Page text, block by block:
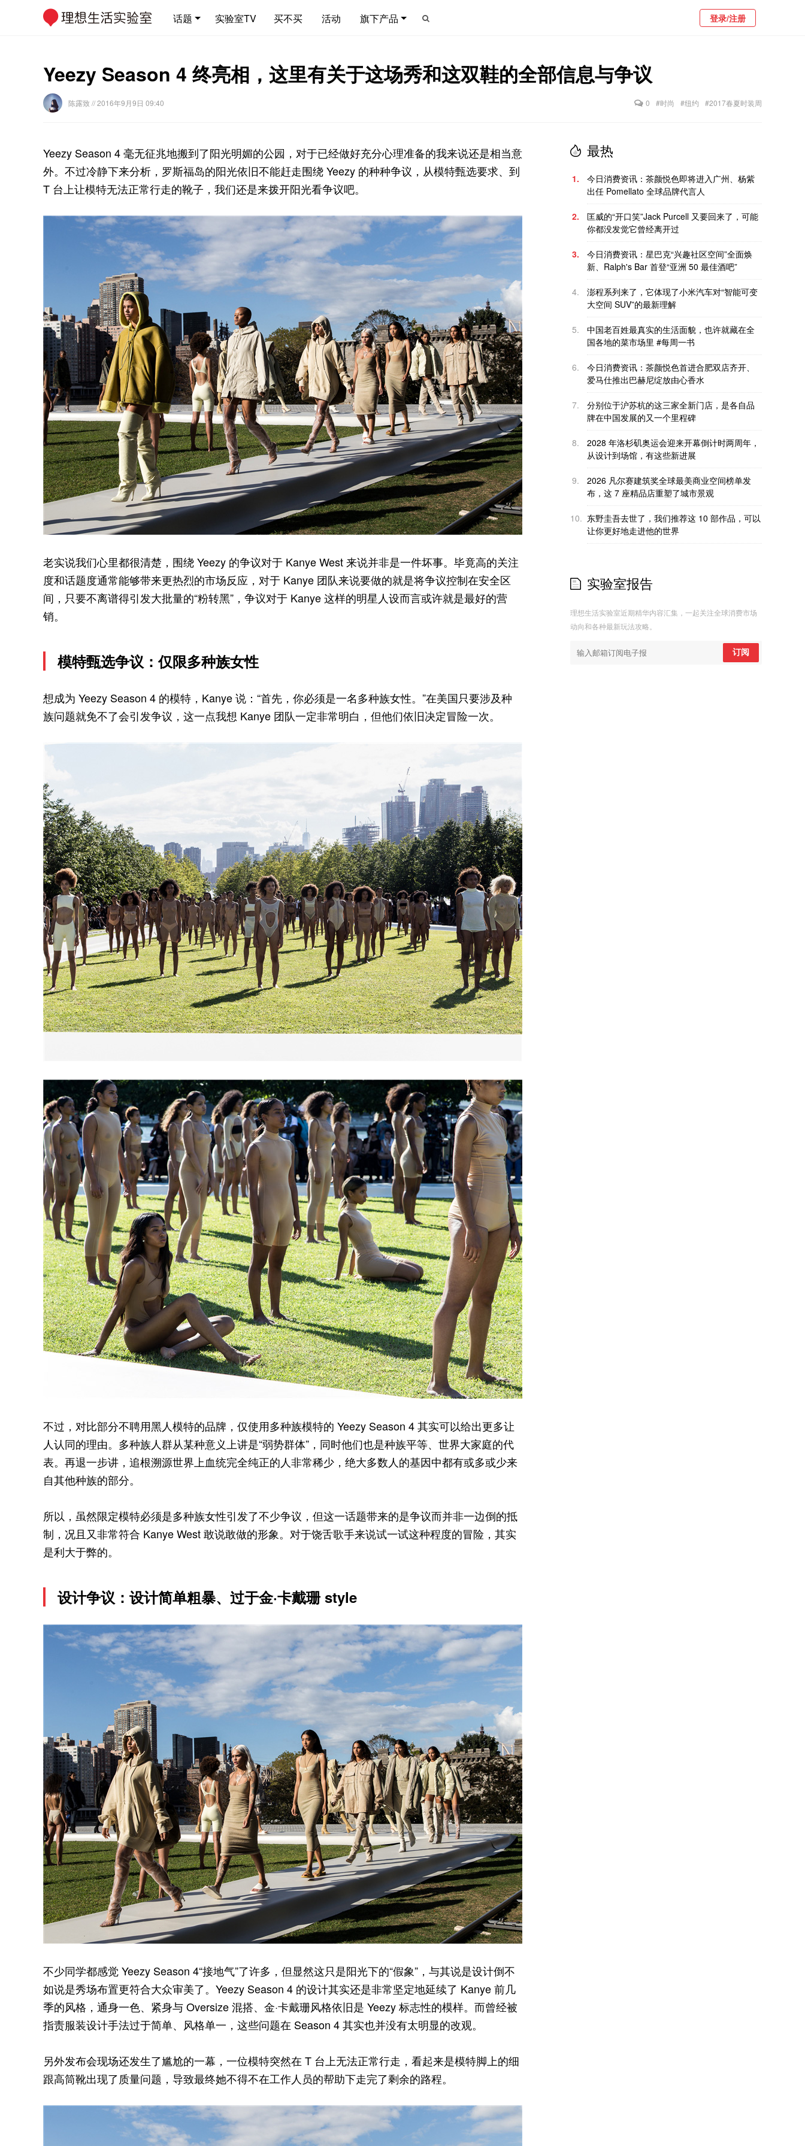
话题 实验室TV 买不买 活动 旗下产品 登录/注册
Yeezy Season 4 终亮相，这里有关于这场秀和这双鞋的全部信息与争议
陈露致// 2016年9月9日 09:40 0 #时尚 #纽约 #2017春夏时装周
Yeezy Season 4 毫无征兆地搬到了阳光明媚的公园，对于已经做好充分心理准备的我来说还是相当意
外。不过冷静下来分析，罗斯福岛的阳光依旧不能赶走围绕 Yeezy 的种种争议，从模特甄选要求、到
T 台上让模特无法正常行走的靴子，我们还是来拨开阳光看争议吧。
老实说我们心里都很清楚，围绕 Yeezy 的争议对于 Kanye West 来说并非是一件坏事。毕竟高的关注
度和话题度通常能够带来更热烈的市场反应，对于 Kanye 团队来说要做的就是将争议控制在安全区
间，只要不离谱得引发大批量的“粉转黑”，争议对于 Kanye 这样的明星人设而言或许就是最好的营
销。
模特甄选争议：仅限多种族女性
想成为 Yeezy Season 4 的模特，Kanye 说：“首先，你必须是一名多种族女性。”在美国只要涉及种
族问题就免不了会引发争议，这一点我想 Kanye 团队一定非常明白，但他们依旧决定冒险一次。
不过，对比部分不聘用黑人模特的品牌，仅使用多种族模特的 Yeezy Season 4 其实可以给出更多让
人认同的理由。多种族人群从某种意义上讲是“弱势群体”，同时他们也是种族平等、世界大家庭的代
表。再退一步讲，追根溯源世界上血统完全纯正的人非常稀少，绝大多数人的基因中都有或多或少来
自其他种族的部分。
所以，虽然限定模特必须是多种族女性引发了不少争议，但这一话题带来的是争议而并非一边倒的抵
制，况且又非常符合 Kanye West 敢说敢做的形象。对于饶舌歌手来说试一试这种程度的冒险，其实
是利大于弊的。
设计争议：设计简单粗暴、过于金·卡戴珊 style
不少同学都感觉 Yeezy Season 4“接地气”了许多，但显然这只是阳光下的“假象”，与其说是设计倒不
如说是秀场布置更符合大众审美了。Yeezy Season 4 的设计其实还是非常坚定地延续了 Kanye 前几
季的风格，通身一色、紧身与 Oversize 混搭、金·卡戴珊风格依旧是 Yeezy 标志性的模样。而曾经被
指责服装设计手法过于简单、风格单一，这些问题在 Season 4 其实也并没有太明显的改观。
另外发布会现场还发生了尴尬的一幕，一位模特突然在 T 台上无法正常行走，看起来是模特脚上的细
跟高筒靴出现了质量问题，导致最终她不得不在工作人员的帮助下走完了剩余的路程。
最热
1.
今日消费资讯：茶颜悦色即将进入广州、杨紫
出任 Pomellato 全球品牌代言人
2.
匡威的“开口笑”Jack Purcell 又要回来了，可能
你都没发觉它曾经离开过
3.
今日消费资讯：星巴克“兴趣社区空间”全面焕
新、Ralph's Bar 首登“亚洲 50 最佳酒吧”
4.
澎程系列来了，它体现了小米汽车对“智能可变
大空间 SUV”的最新理解
5.
中国老百姓最真实的生活面貌，也许就藏在全
国各地的菜市场里 #每周一书
6.
今日消费资讯：茶颜悦色首进合肥双店齐开、
爱马仕推出巴赫尼绽放由心香水
7.
分别位于沪苏杭的这三家全新门店，是各自品
牌在中国发展的又一个里程碑
8.
2028 年洛杉矶奥运会迎来开幕倒计时两周年，
从设计到场馆，有这些新进展
9.
2026 凡尔赛建筑奖全球最美商业空间榜单发
布，这 7 座精品店重塑了城市景观
10. 东野圭吾去世了，我们推荐这 10 部作品，可以
让你更好地走进他的世界
实验室报告
理想生活实验室近期精华内容汇集，一起关注全球消费市场
动向和各种最新玩法攻略。